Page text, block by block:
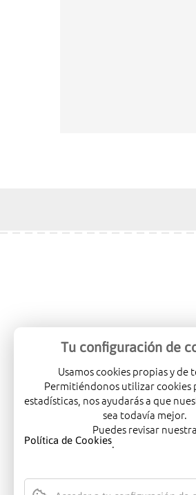
Mercalicante
Tu configuración de
Usamos cookies propias y de
Permitiéndonos utilizar cookies
estadísticas, nos ayudarás a que
sea todavía mejor.
Puedes revisar nuestra
Política de Cookies.